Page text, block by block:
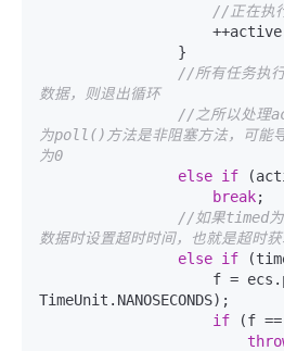
//正在执
//所有任务执
数据，则退出循环
//之所以处理
为poll()方法是非阻塞方法，可能
为0
else if
break;
//如果timed
数据时设置超时时间，也就是超时
else if
TimeUnit.NANOSECONDS);
if (f ==